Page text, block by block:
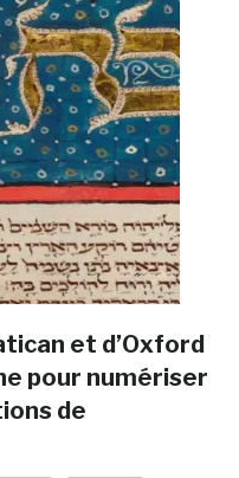
et d’Oxford
pour numériser
de